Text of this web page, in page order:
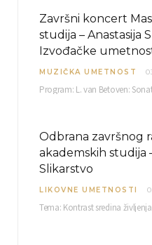
Završni koncert
studija – Anastasija
Izvođačke
MUZIČKA UMETNOST
Odbrana završnog
akademskih studija
Slikarstvo
LIKOVNE UMETNOSTI